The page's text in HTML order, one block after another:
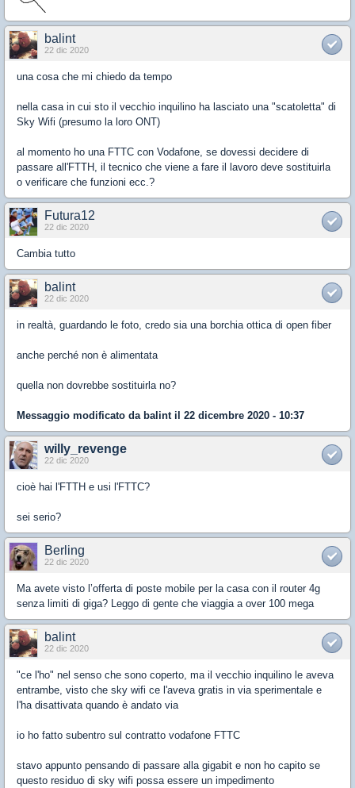
balint
22 dic 2020
una cosa che mi chiedo da tempo
nella casa in cui sto il vecchio inquilino ha lasciato una "scatoletta" di
Sky Wifi (presumo la loro ONT)
al momento ho una FTTC con Vodafone, se dovessi decidere di
passare all'FTTH, il tecnico che viene a fare il lavoro deve sostituirla
o verificare che funzioni ecc.?
Futura12
22 dic 2020
Cambia tutto
balint
22 dic 2020
in realtà, guardando le foto, credo sia una borchia ottica di open fiber
anche perché non è alimentata
quella non dovrebbe sostituirla no?
Messaggio modificato da balintil 22 dicembre 2020 - 10:37
willy_revenge
22 dic 2020
cioè hai l'FTTH e usi l'FTTC?
sei serio?
Berling
22 dic 2020
Ma avete visto l’offerta di poste mobile per la casa con il router 4g
senza limiti di giga? Leggo di gente che viaggia a over 100 mega
balint
22 dic 2020
"ce l'ho" nel senso che sono coperto, ma il vecchio inquilino le aveva
entrambe, visto che sky wifi ce l'aveva gratis in via sperimentale e
l'ha disattivata quando è andato via
io ho fatto subentro sul contratto vodafone FTTC
stavo appunto pensando di passare alla gigabit e non ho capito se
questo residuo di sky wifi possa essere un impedimento